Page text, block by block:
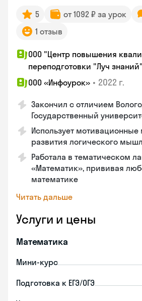
5 от 1092 ₽ за урок
1 отзыв
ООО "Центр повышения
переподготовки "Луч знаний"
ООО «Инфоурок» • 2022 г.
Закончил с отличием
Государственный
Использует
развития логического
Работала в тематическом
«Математик», прививая
математике
Читать дальше
Услуги и цены
Математика
Мини-курс
Подготовка к ЕГЭ/ОГЭ